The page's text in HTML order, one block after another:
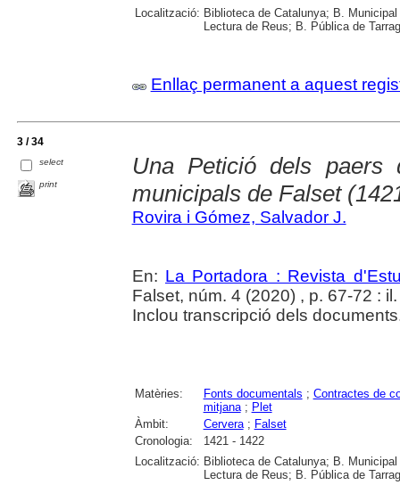
Localització: Biblioteca de Catalunya; B.
Lectura de Reus; B. Pública de
Enllaç permanent a aquest
3 / 34
select
print
Una Petició dels paers
municipals de Falset
Rovira i Gómez, Salvador J.
En: La Portadora : Revista
Falset, núm. 4 (2020) , p. 67-72 : il.
Inclou transcripció dels
Matèries: Fonts documentals ; Contractes de
mitjana; Plet
Àmbit:
Cervera; Falset
Cronologia:
1421 - 1422
Localització: Biblioteca de Catalunya; B.
Lectura de Reus; B. Pública de